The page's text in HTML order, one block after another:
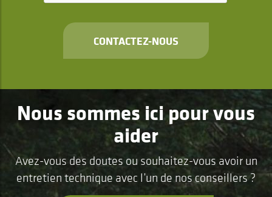
CONTACTEZ-NOUS
Nous sommes ici pour vous
aider
Avez-vous des doutes ou souhaitez-vous avoir un
entretien technique avec l’un de nos conseillers ?